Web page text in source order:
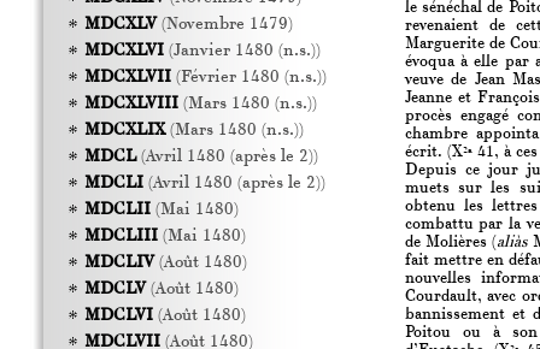
le sénéchal de
revenaient de
Marguerite de
évoqua à elle par
veuve de Jean
Jeanne et
procès engagé
chambre
écrit. (X2a41, à ces
Depuis ce jour
muets sur les
obtenu les
combattu par la
de Molières (aliàs
fait mettre en
nouvelles
Courdault, avec
bannissement et
Poitou ou à son
MDCXLV(Novembre 1479)
MDCXLVI(Janvier 1480 (n.s.))
MDCXLVII(Février 1480 (n.s.))
MDCXLVIII(Mars 1480 (n.s.))
MDCXLIX(Mars 1480 (n.s.))
MDCL(Avril 1480 (après le 2))
MDCLI(Avril 1480 (après le 2))
MDCLII(Mai 1480)
MDCLIII(Mai 1480)
MDCLIV(Août 1480)
MDCLV(Août 1480)
MDCLVI(Août 1480)
MDCLVII(Août 1480)